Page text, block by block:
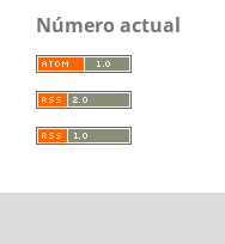
Número actual